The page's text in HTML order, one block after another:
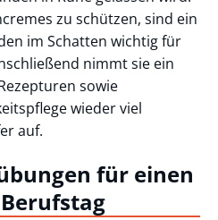
zu schützen, sind ein
im Schatten wichtig für
nimmt sie ein
sowie
wieder viel
auf.
für einen